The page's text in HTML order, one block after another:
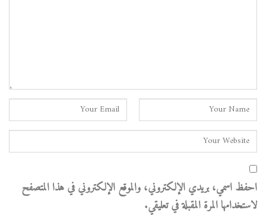
احفظ اسمي، بريدي الإلكتروني، والموقع الإلكتروني في هذا المتصفح
لاستخدامها المرة المقبلة في تعليقي.